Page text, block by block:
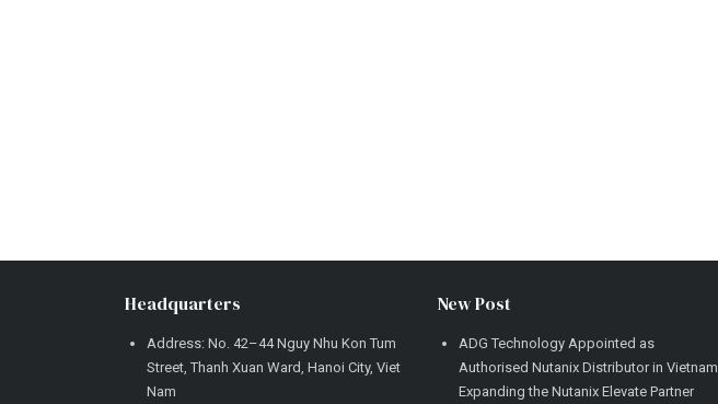
Headquarters
Address: No. 42–44 Nguy Nhu Kon Tum
Street, Thanh Xuan Ward, Hanoi City, Viet
Nam
New Post
ADG Technology Appointed as
Authorised Nutanix Distributor in Vietnam,
Expanding the Nutanix Elevate Partner